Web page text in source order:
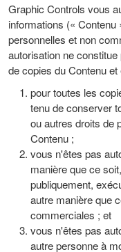
Graphic Controls vous
informations («
personnelles et non
autorisation ne
de copies du Contenu
pour toutes les
tenu de conserver
ou autres droits de
Contenu ;
vous n'êtes pas
manière que ce
publiquement,
autre manière que
commerciales ; et
vous n'êtes pas
autre personne à